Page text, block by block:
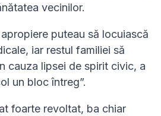
vecinilor.
puteau să locuiască
iar restul familiei să
cauza lipsei de spirit civic, a
un bloc întreg”.
foarte revoltat, ba chiar